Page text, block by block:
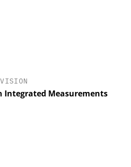
Integrated Measurements